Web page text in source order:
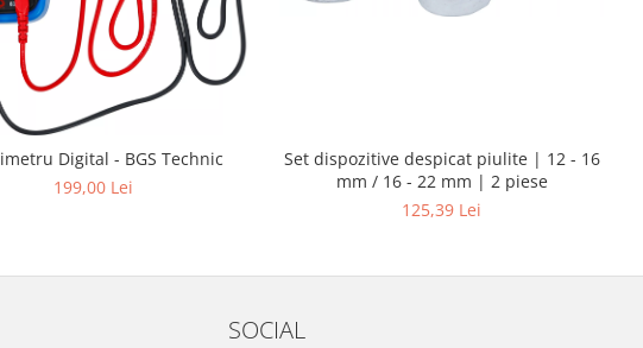
Digital - BGS Technic
199,00 Lei
Set dispozitive despicat piulite | 12 - 16
mm / 16 - 22 mm | 2 piese
125,39 Lei
SOCIAL